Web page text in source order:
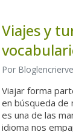
Viajes y
Por
Viajar forma
en búsqueda de
es una de las
idioma nos